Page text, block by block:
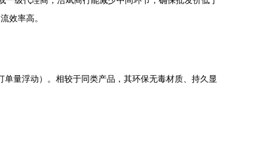
效率高。
量浮动）。相较于同类产品，其环保无毒材质、持久显